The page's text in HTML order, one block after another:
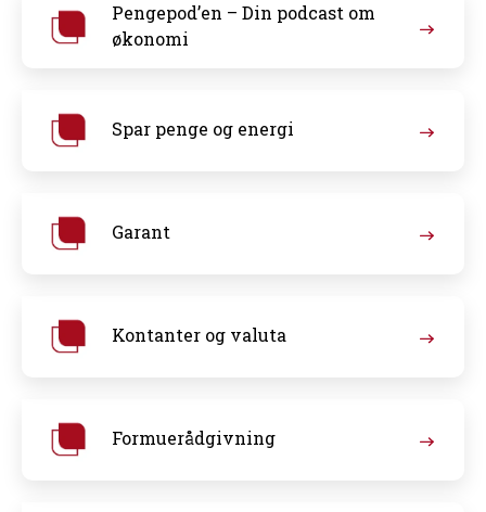
Pengepod’en – Din podcast om
økonomi
Spar penge og energi
Garant
Kontanter og valuta
Formuerådgivning